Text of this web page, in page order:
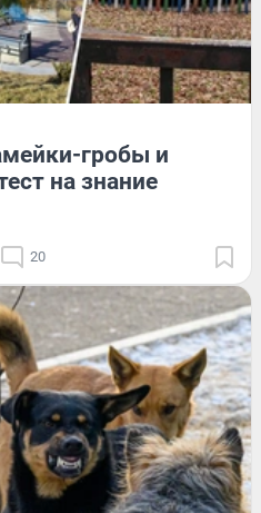
гробы и
на знание
20